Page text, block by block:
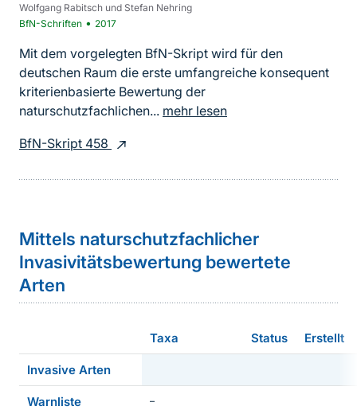
Wolfgang Rabitsch und Stefan Nehring
BfN-Schriften • 2017
Mit dem vorgelegten BfN-Skript wird für den
deutschen Raum die erste umfangreiche konsequent
kriterienbasierte Bewertung der
naturschutzfachlichen... mehr lesen
BfN-Skript 458
Mittels naturschutzfachlicher
Invasivitätsbewertung bewertete
Arten
Taxa Status Erstellt
Invasive Arten
Warnliste –